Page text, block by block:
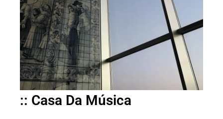
:: Casa Da Música